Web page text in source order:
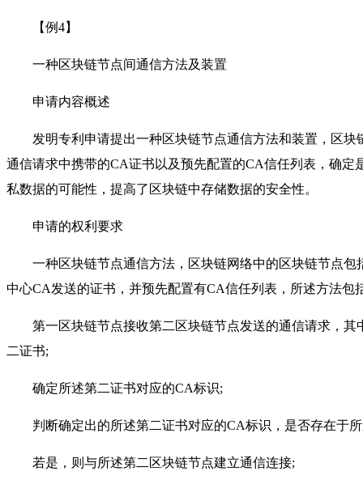
【例4】
一种区块链节点间通信方法及装置
申请内容概述
发明专利申请提出一种区块链节点通信方法和装置，区块
通信请求中携带的CA证书以及预先配置的CA信任列表，确
私数据的可能性，提高了区块链中存储数据的安全性。
申请的权利要求
一种区块链节点通信方法，区块链网络中的区块链节点包
中心CA发送的证书，并预先配置有CA信任列表，所述方法包
第一区块链节点接收第二区块链节点发送的通信请求，其
二证书;
确定所述第二证书对应的CA标识;
判断确定出的所述第二证书对应的CA标识，是否存在于所
若是，则与所述第二区块链节点建立通信连接;